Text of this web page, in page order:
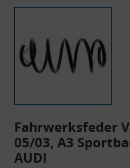
Fahrwerksfeder
05/03, A3
AUDI